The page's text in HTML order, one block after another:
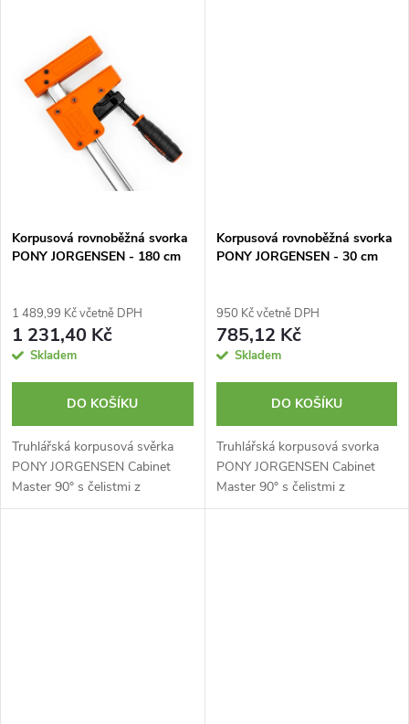
rukojeť. Rozpětí...
Korpusová rovnoběžná svorka
PONY JORGENSEN - 180 cm
1 489,99 Kč včetně DPH
1 231,40 Kč
Skladem
DO KOŠÍKU
Truhlářská korpusová svěrka
PONY JORGENSEN Cabinet
Master 90° s čelistmi z
odolného plastu. Plochá tyč z
Korpusová rovnoběžná svorka
PONY JORGENSEN - 30 cm
950 Kč včetně DPH
785,12 Kč
Skladem
DO KOŠÍKU
Truhlářská korpusová svorka
PONY JORGENSEN Cabinet
Master 90° s čelistmi z
odolného plastu. Plochá tyč z